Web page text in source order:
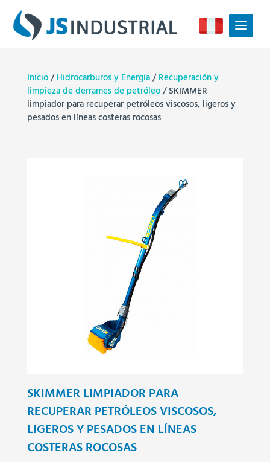
Inicio/Hidrocarburos y Energía/Recuperación y
limpieza de derrames de petróleo/ SKIMMER
limpiador para recuperar petróleos viscosos, ligeros y
pesados en líneas costeras rocosas
SKIMMER LIMPIADOR PARA
RECUPERAR PETRÓLEOS VISCOSOS,
LIGEROS Y PESADOS EN LÍNEAS
COSTERAS ROCOSAS